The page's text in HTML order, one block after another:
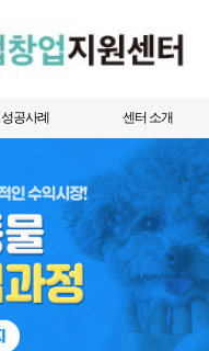
성공사례 센터 소개